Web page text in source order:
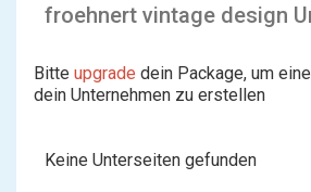
froehnert vintage design
Bitte upgrade dein Package, um
dein Unternehmen zu erstellen
Keine Unterseiten gefunden